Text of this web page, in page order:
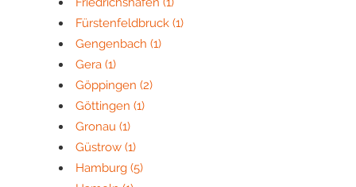
Fürstenfeldbruck (1)
Gengenbach (1)
Gera (1)
Göppingen (2)
Göttingen (1)
Gronau (1)
Güstrow (1)
Hamburg (5)